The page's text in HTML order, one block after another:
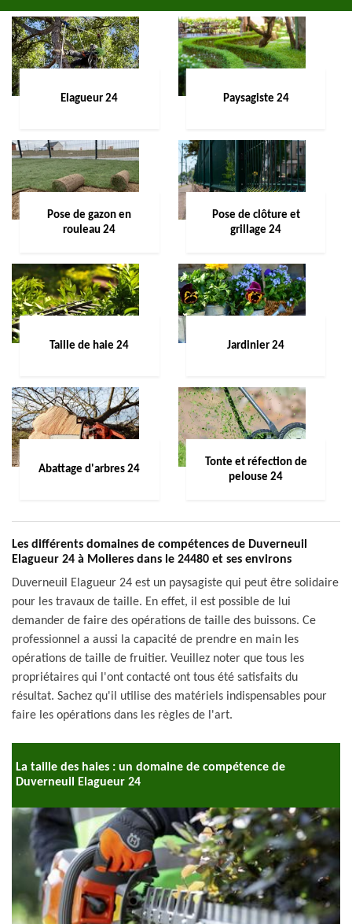
Elagueur 24 Paysagiste 24
Pose de gazon en
rouleau 24
Pose de clôture et
grillage 24
Taille de haie 24 Jardinier 24
Abattage d'arbres 24
Tonte et réfection de
pelouse 24
Les différents domaines de compétences de Duverneuil
Elagueur 24 à Molieres dans le 24480 et ses environs
Duverneuil Elagueur 24 est un paysagiste qui peut être solidaire
pour les travaux de taille. En effet, il est possible de lui
demander de faire des opérations de taille des buissons. Ce
professionnel a aussi la capacité de prendre en main les
opérations de taille de fruitier. Veuillez noter que tous les
propriétaires qui l'ont contacté ont tous été satisfaits du
résultat. Sachez qu'il utilise des matériels indispensables pour
faire les opérations dans les règles de l'art.
La taille des haies : un domaine de compétence de
Duverneuil Elagueur 24